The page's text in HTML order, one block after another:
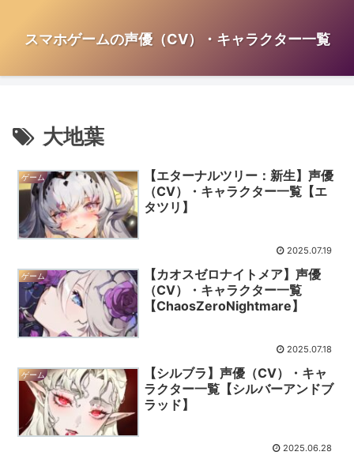
スマホゲームの声優（CV）・キャラクター一覧
大地葉
ゲーム
【エターナルツリー：新生】声優
（CV）・キャラクター一覧【エ
タツリ】
2025.07.19
ゲーム
【カオスゼロナイトメア】声優
（CV）・キャラクター一覧
【ChaosZeroNightmare】
2025.07.18
ゲーム
【シルブラ】声優（CV）・キャ
ラクター一覧【シルバーアンドブ
ラッド】
2025.06.28